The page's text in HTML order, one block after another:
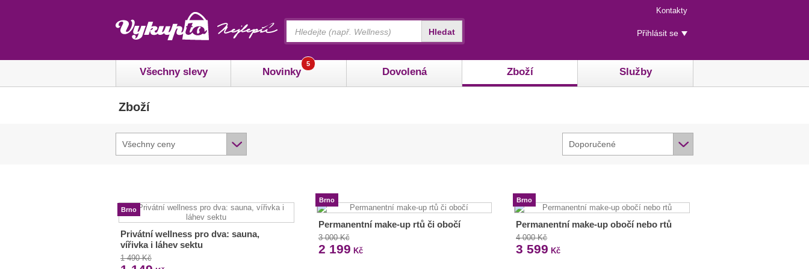
Menu
rychlého
přístupu
Kontakty
Uživatelské
menu
Přihlásit se
Všechny slevy Novinky
5
Dovolená Zboží Služby
Hledat
Zboží
Všechny ceny Doporučené
Brno
Privátní wellness pro dva: sauna,
vířivka i láhev sektu
1 490 Kč
Brno
Permanentní make-up rtů či obočí
3 000 Kč
2 199 Kč
Brno
Permanentní make-up obočí nebo rtů
4 000 Kč
3 599 Kč